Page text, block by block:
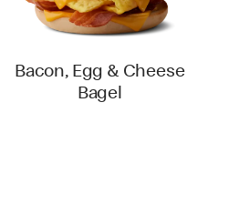
Bacon, Egg & Cheese
Bagel